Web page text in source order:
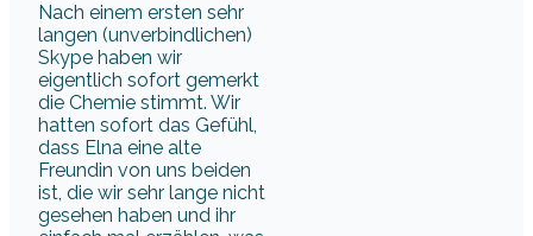
Nach einem ersten sehr
langen (unverbindlichen)
Skype haben wir
eigentlich sofort gemerkt
die Chemie stimmt. Wir
hatten sofort das Gefühl,
dass Elna eine alte
Freundin von uns beiden
ist, die wir sehr lange nicht
gesehen haben und ihr